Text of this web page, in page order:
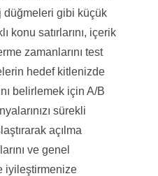
düğmeleri gibi küçük
konu satırlarını, içerik
zamanlarını test
hedef kitlenizde
belirlemek için A/B
sürekli
açılma
ve genel
iyileştirmenize